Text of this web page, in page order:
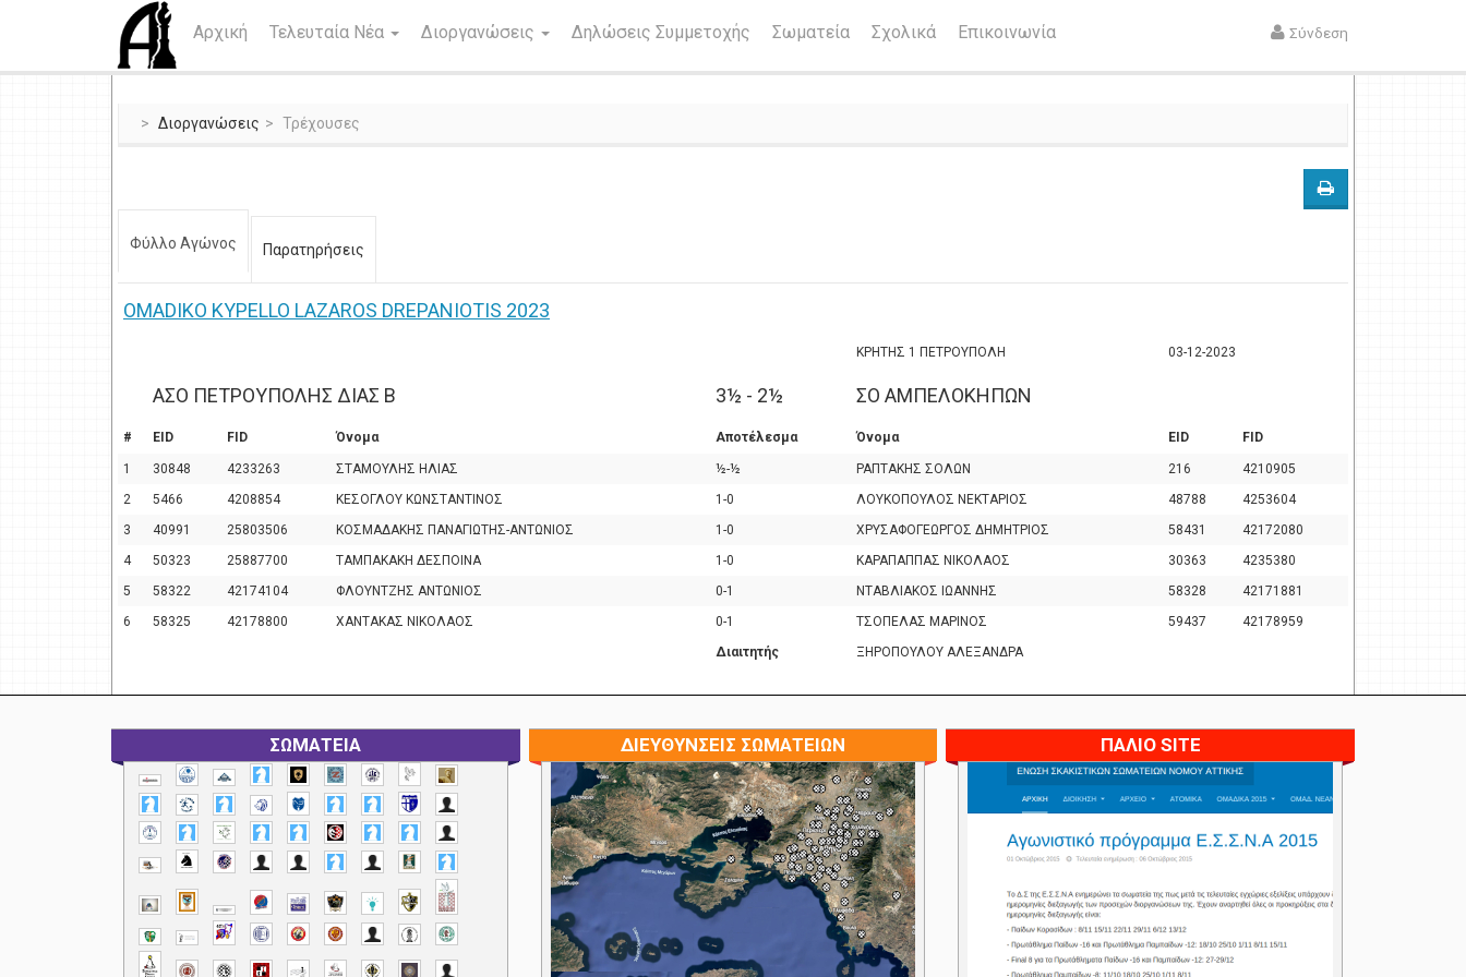
Αρχική Τελευταία Νέα Διοργανώσεις Δηλώσεις Συμμετοχής Σωματεία Σχολικά Επικοινωνία Σύνδεση
Διοργανώσεις Τρέχουσες
Φύλλο Αγώνος Παρατηρήσεις
OMADIKO KYPELLO LAZAROS DREPANIOTIS 2023
ΚΡΗΤΗΣ 1 ΠΕΤΡΟΥΠΟΛΗ 03-12-2023
ΑΣΟ ΠΕΤΡΟΥΠΟΛΗΣ ΔΙΑΣ Β 3½ - 2½ ΣΟ ΑΜΠΕΛΟΚΗΠΩΝ
# EID FID Όνομα Αποτέλεσμα Όνομα EID FID
1 30848 4233263 ΣΤΑΜΟΥΛΗΣ ΗΛΙΑΣ ½-½ ΡΑΠΤΑΚΗΣ ΣΟΛΩΝ 216
4210905
2
5466 4208854 ΚΕΣΟΓΛΟΥ ΚΩΝΣΤΑΝΤΙΝΟΣ 1-0 ΛΟΥΚΟΠΟΥΛΟΣ ΝΕΚΤΑΡΙΟΣ 48788
4253604
3
40991 25803506 ΚΟΣΜΑΔΑΚΗΣ ΠΑΝΑΓΙΩΤΗΣ-ΑΝΤΩΝΙΟΣ 1-0 ΧΡΥΣΑΦΟΓΕΩΡΓΟΣ ΔΗΜΗΤΡΙΟΣ 58431
42172080
4
50323 25887700 ΤΑΜΠΑΚΑΚΗ ΔΕΣΠΟΙΝΑ 1-0 ΚΑΡΑΠΑΠΠΑΣ ΝΙΚΟΛΑΟΣ 30363
4235380
5
58322 42174104 ΦΛΟΥΝΤΖΗΣ ΑΝΤΩΝΙΟΣ 0-1 ΝΤΑΒΛΙΑΚΟΣ ΙΩΑΝΝΗΣ 58328
42171881
6
58325 42178800 ΧΑΝΤΑΚΑΣ ΝΙΚΟΛΑΟΣ 0-1 ΤΣΟΠΕΛΑΣ ΜΑΡΙΝΟΣ 59437
42178959
Διαιτητής
ΞΗΡΟΠΟΥΛΟΥ ΑΛΕΞΑΝΔΡΑ
ΣΩΜΑΤΕΙΑ ΔΙΕΥΘΥΝΣΕΙΣ ΣΩΜΑΤΕΙΩΝ ΠΑΛΙΟ SITE